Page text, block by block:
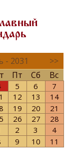
- 2031
>>
Пт Сб Вс
5 6
7
12 13
14
19 20
21
26 27
28
2 3
4
9 10 11